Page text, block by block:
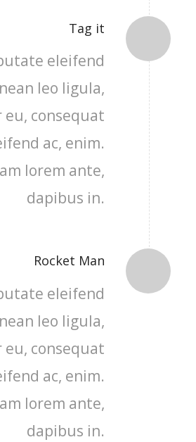
Tag it
eleifend
leo ligula,
consequat
ac, enim.
lorem ante,
dapibus in.
Rocket Man
eleifend
leo ligula,
consequat
ac, enim.
lorem ante,
dapibus in.